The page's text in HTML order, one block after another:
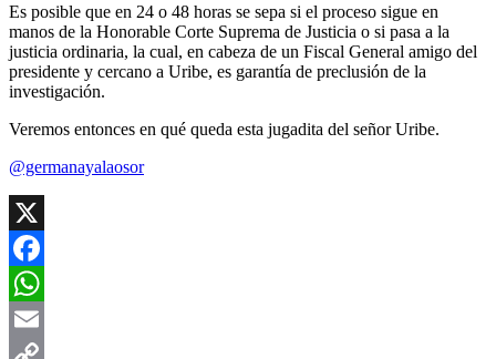
Es posible que en 24 o 48 horas se sepa si el proceso sigue en
manos de la Honorable Corte Suprema de Justicia o si pasa a la
justicia ordinaria, la cual, en cabeza de un Fiscal General amigo del
presidente y cercano a Uribe, es garantía de preclusión de la
investigación.
Veremos entonces en qué queda esta jugadita del señor Uribe.
@germanayalaosor
X
Facebook
WhatsApp
Email